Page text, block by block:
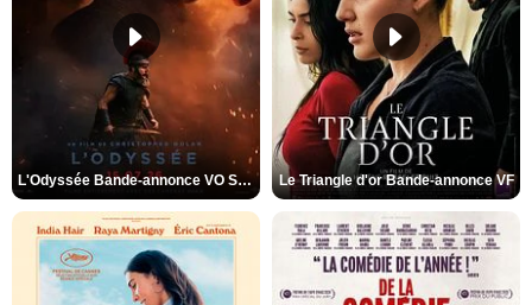
L'Odyssée Bande-annonce VO STFR Le Triangle d'or Bande-annonce VF